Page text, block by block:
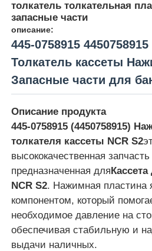
толкатель толкательная
запасные части
описание:
445-0758915 4450758915
Толкатель кассеты
Запасные части для
Описание продукта
445-0758915 (4450758915)
толкателя кассеты NCR S2
высококачественная
предназначенная для
NCR S2. Нажимная пластина
компонентом, который
необходимое давление на
обеспечивая стабильную и
выдачи наличных.